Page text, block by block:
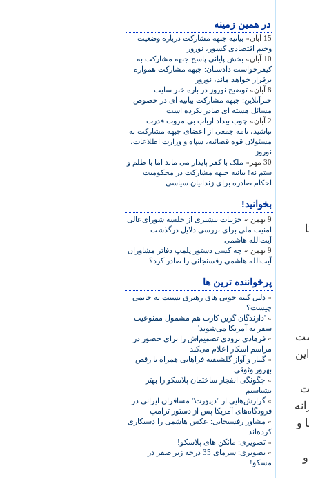
در همين زمينه
15 آبان»
بيانيه جبهه مشارکت درباره وضعيت
وخيم اقتصادی کشور، نوروز
10 آبان»
بخش پايانی پاسخ جبهه مشارکت به
کيفرخواست دادستان: ‫جبهه مشارکت همواره
برقرار خواهد ماند‬، نوروز
8 آبان»
توضيح نوروز در باره خبر سايت
خبرآنلاين: جبهه مشارکت بيانيه ای در خصوص
مسائل هسته ای صادر نکرده است
2 آبان»
چوب بيداد ارباب بی مروت قدرت
نباشيد، نامه جمعی از اعضای جبهه مشارکت به
مسئولان قوه قضائيه، سپاه و وزارت اطلاعات،
نوروز
30 مهر»
ملک با کفر پايدار می ماند اما با ظلم و
ستم نه! بيانيه جبهه مشارکت در محکوميت
احکام صادره برای زندانيان سياسی
بخوانید!
9 بهمن »
جزییات بیشتری از جلسه شورای‌عالی
امنیت ملی برای بررسی دلایل درگذشت
آیت‌الله هاشمی
9 بهمن »
چه کسی دستور پلمپ دفاتر مشاوران
آیت‌الله هاشمی رفسنجانی را صادر کرد؟
پرخواننده ترین ها
» دلیل کینه جویی های رهبری نسبت به خاتمی
چیست؟
» 'دارندگان گرین کارت هم مشمول ممنوعیت
سفر به آمریکا می‌شوند'
» فرهادی بزودی تصمیم‌اش را برای حضور در
مراسم اسکار اعلام می‌کند
»گیتار و آواز گلشیفته فراهانی همراه با رقص
بهروز وثوقی
» چگونگی انفجار ساختمان پلاسکو را بهتر
بشناسیم
»گزارش‌هایی از "دیپورت" مسافران ایرانی در
فرودگاه‌های آمریکا پس از دستور ترامپ
» مشاور رفسنجانی: عکس هاشمی را دستکاری
کرده‌اند
» تصویری: مانکن های پلاسکو!
»
تصویری: سرمای 35 درجه زیر صفر در
مسکو!
و